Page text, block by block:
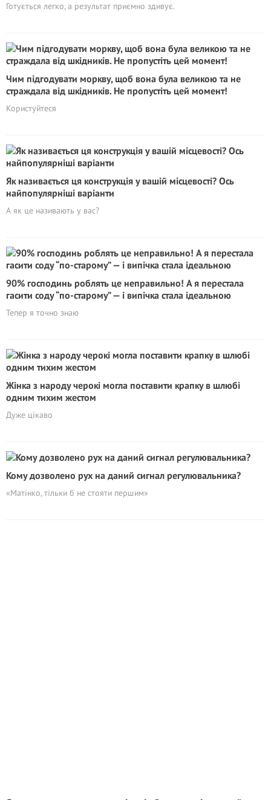
Готується легко, а результат приємно здивує.
Чим підгодувати моркву, щоб вона була великою та не
страждала від шкідників. Не пропустіть цей момент!
Користуйтеся
Як називається ця конструкція у вашій місцевості? Ось
найпопулярніші варіанти
А як це називають у вас?
90% господинь роблять це неправильно! А я перестала
гасити соду “по-старому” — і випічка стала ідеальною
Тепер я точно знаю
Жінка з народу черокі могла поставити крапку в шлюбі
одним тихим жестом
Дуже цікаво
Кому дозволено рух на даний сигнал регулювальника?
«Матінко, тільки б не стояти першим»